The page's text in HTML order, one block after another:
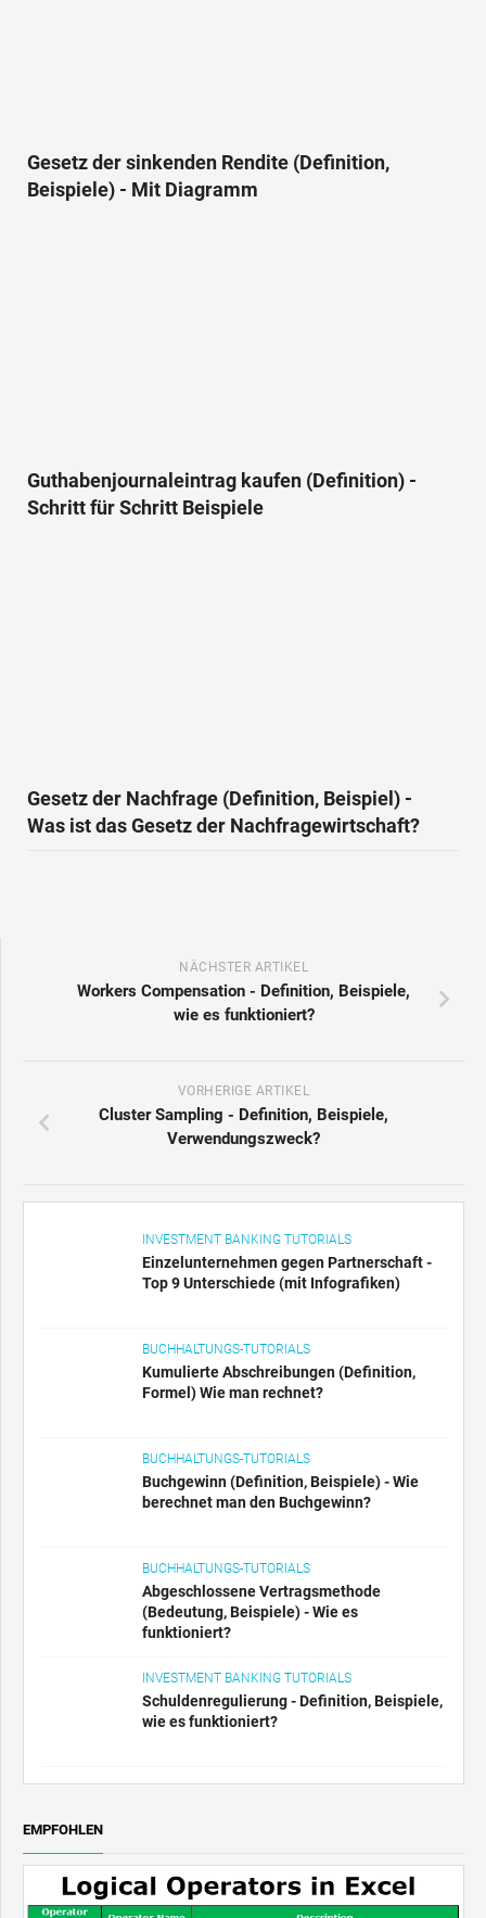
Gesetz der sinkenden Rendite (Definition,
Beispiele) - Mit Diagramm
Guthabenjournaleintrag kaufen (Definition) -
Schritt für Schritt Beispiele
Gesetz der Nachfrage (Definition, Beispiel) -
Was ist das Gesetz der Nachfragewirtschaft?
NÄCHSTER ARTIKEL
Workers Compensation - Definition, Beispiele,
wie es funktioniert?
VORHERIGE ARTIKEL
Cluster Sampling - Definition, Beispiele,
Verwendungszweck?
INVESTMENT BANKING TUTORIALS
Einzelunternehmen gegen Partnerschaft -
Top 9 Unterschiede (mit Infografiken)
BUCHHALTUNGS-TUTORIALS
Kumulierte Abschreibungen (Definition,
Formel) Wie man rechnet?
BUCHHALTUNGS-TUTORIALS
Buchgewinn (Definition, Beispiele) - Wie
berechnet man den Buchgewinn?
BUCHHALTUNGS-TUTORIALS
Abgeschlossene Vertragsmethode
(Bedeutung, Beispiele) - Wie es
funktioniert?
INVESTMENT BANKING TUTORIALS
Schuldenregulierung - Definition, Beispiele,
wie es funktioniert?
EMPFOHLEN